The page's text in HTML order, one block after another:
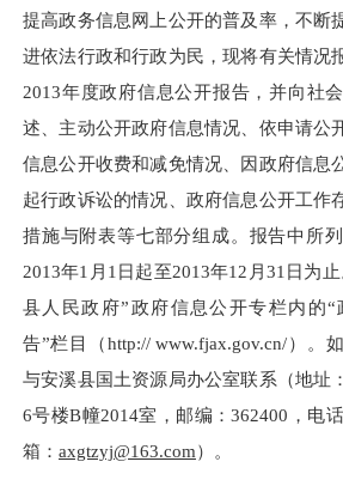
提高政务信息网上公开的普及率，不断
进依法行政和行政为民，现将有关情况
2013年度政府信息公开报告，并向社
述、主动公开政府信息情况、依申请公
信息公开收费和减免情况、因政府信息
起行政诉讼的情况、政府信息公开工作
措施与附表等七部分组成。报告中所列
2013年1月1日起至2013年12月31日为
县人民政府”政府信息公开专栏内的
告”栏目（http:// www.fjax.gov.cn/）。
与安溪县国土资源局办公室联系（地址
6号楼B幢2014室，邮编：362400，电
箱： axgtzyj@163.com）。